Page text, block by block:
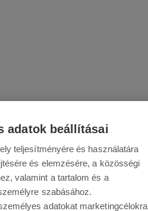
adatok beállításai
teljesítményére és használatára
és elemzésére, a közösségi
valamint a tartalom és a
szabásához.
adatokat marketingcélokra